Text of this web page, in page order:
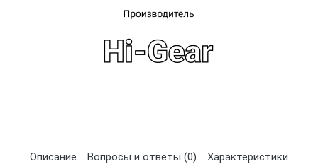
Описание Вопросы и ответы (0)
Характеристики